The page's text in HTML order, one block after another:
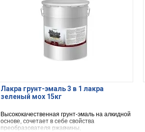
Лакра грунт-эмаль 3 в 1 лакра
зеленый мох 15кг
Высококачественная грунт-эмаль на алкидной
основе, сочетает в себе свойства
преобразователя ржавчины,